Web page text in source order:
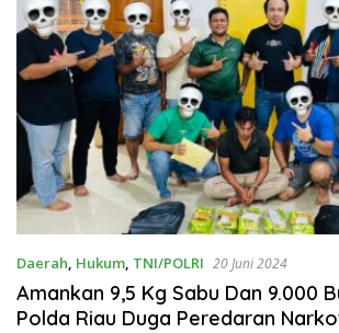
Daerah, Hukum, TNI/POLRI 20 Juni 2024
Amankan 9,5 Kg Sabu Dan 9.000
Polda Riau Duga Peredaran